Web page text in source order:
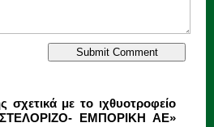
σχετικά με το ιχθυοτροφείο
ΕΜΠΟΡΙΚΗ ΑΕ»